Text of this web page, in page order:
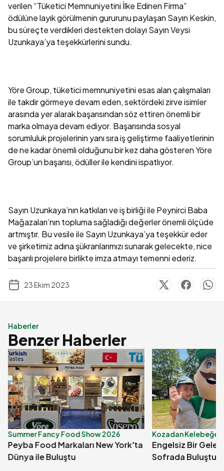
verilen “Tüketici Memnuniyetini İlke Edinen Firma”
ödülüne layık görülmenin gururunu paylaşan Sayın Keskin,
bu süreçte verdikleri destekten dolayı Sayın Veysi
Uzunkaya’ya teşekkürlerini sundu.
Yöre Group, tüketici memnuniyetini esas alan çalışmaları
ile takdir görmeye devam eden, sektördeki zirve isimler
arasında yer alarak başarısından söz ettiren önemli bir
marka olmaya devam ediyor. Başarısında sosyal
sorumluluk projelerinin yanı sıra iş geliştirme faaliyetlerinin
de ne kadar önemli olduğunu bir kez daha gösteren Yöre
Group’un başarısı, ödüller ile kendini ispatlıyor.
Sayın Uzunkaya’nın katkıları ve iş birliği ile Peynirci Baba
Mağazaları’nın topluma sağladığı değerler önemli ölçüde
artmıştır. Bu vesile ile Sayın Uzunkaya’ya teşekkür eder
ve şirketimiz adına şükranlarımızı sunarak gelecekte, nice
başarılı projelere birlikte imza atmayı temenni ederiz.
23 Ekim 2023
Haberler
Benzer Haberler
Summer Fancy Food Show 2026
Peyba Food Markaları New York'ta
Dünya ile Buluştu
Kozadan Kelebeğe
Engelsiz Bir
Sofrada Buluştuk